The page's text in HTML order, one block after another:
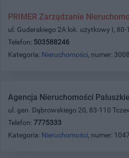
PRIMER Zarządzanie
ul. Guderskiego 2A lok. użytkowy I, 80-
Telefon: 503588246
Kategoria: Nieruchomości, numer: 3008
Agencja Nieruchomości
ul. gen. Dąbrowskiego 20, 83-110
Telefon: 7775333
Kategoria: Nieruchomości, numer: 1047